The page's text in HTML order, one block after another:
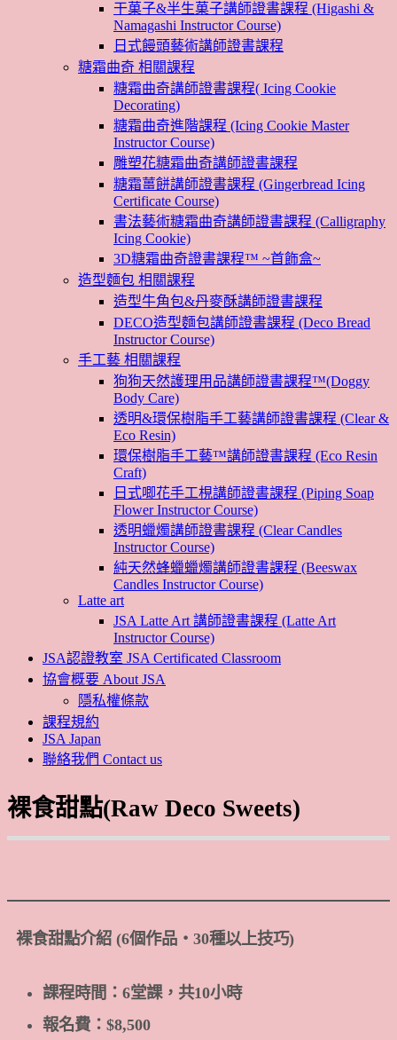
干菓子&半生菓子講師證書課程 (Higashi &
Namagashi Instructor Course)
日式饅頭藝術講師證書課程
糖霜曲奇 相關課程
糖霜曲奇講師證書課程( Icing Cookie
Decorating)
糖霜曲奇進階課程 (Icing Cookie Master
Instructor Course)
雕塑花糖霜曲奇講師證書課程
糖霜薑餅講師證書課程 (Gingerbread Icing
Certificate Course)
書法藝術糖霜曲奇講師證書課程 (Calligraphy
Icing Cookie)
3D糖霜曲奇證書課程™ ~首飾盒~
造型麵包 相關課程
造型牛角包&丹麥酥講師證書課程
DECO造型麵包講師證書課程 (Deco Bread
Instructor Course)
手工藝 相關課程
狗狗天然護理用品講師證書課程™(Doggy
Body Care)
透明&環保樹脂手工藝講師證書課程 (Clear &
Eco Resin)
環保樹脂手工藝™講師證書課程 (Eco Resin
Craft)
日式唧花手工梘講師證書課程 (Piping Soap
Flower Instructor Course)
透明蠟燭講師證書課程 (Clear Candles
Instructor Course)
純天然蜂蠟蠟燭講師證書課程 (Beeswax
Candles Instructor Course)
Latte art
JSA Latte Art 講師證書課程 (Latte Art
Instructor Course)
JSA認證教室 JSA Certificated Classroom
協會概要 About JSA
隱私權條款
課程規約
JSA Japan
聯絡我們 Contact us
裸食甜點(Raw Deco Sweets)
裸食甜點介紹 (6個作品・30種以上技巧)
課程時間：6堂課，共10小時
報名費：$8,500